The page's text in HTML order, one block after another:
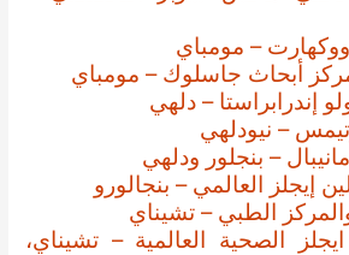
– مومباي
أبحاث جاسلوك – مومباي
إندرابراستا – دلهي
– نيودلهي
– بنجلور ودلهي
العالمي – بنجالورو
الطبي – تشيناي
الصحية العالمية – تشيناي،